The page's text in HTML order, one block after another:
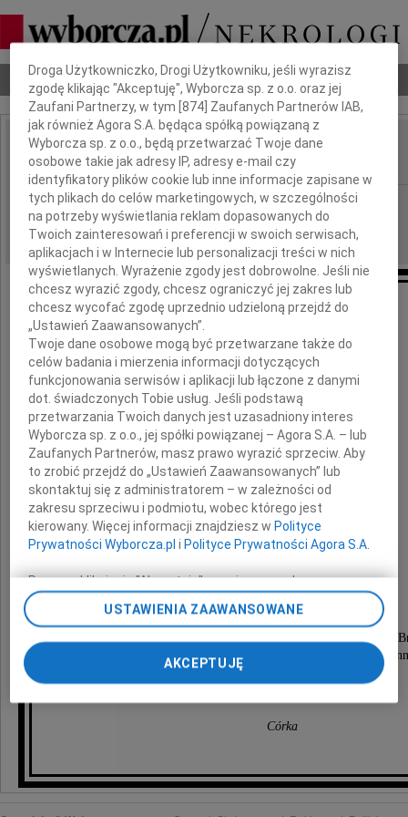
Nekrologi Odeszli Poradnik pogrzebowy
IMIĘ I NAZWISKO: Lech Sedlaczek
REGION: Warszawa
DATA EMISJI: 22.12.2023
15 grudnia w wieku 100 lat zmarł
mój najukochańszy Tata
Lech Sedlaczek
harcerz, żołnierz AK pseudonim "Hak",
powstaniec warszawski,
ciekawy świata, życzliwy innym,
dobry człowiek.
Nabożeństwo żałobne zostanie odprawione
w kościele św. Wincentego a Paulo (drewnianym) na
po czym odprowadzimy Zmarłego do grobu
na miejscowym cmentarzu.
Córka
Dbamy o Twoją prywatność
Droga Użytkowniczko, Drogi Użytkowniku, jeśli wyrazisz
zgodę klikając "Akceptuję", Wyborcza sp. z o.o. oraz jej
Zaufani Partnerzy, w tym [874 ] Zaufanych Partnerów IAB,
jak również Agora S.A. będąca spółką powiązaną z
Wyborcza sp. z o.o., będą przetwarzać Twoje dane
osobowe takie jak adresy IP, adresy e-mail czy
identyfikatory plików cookie lub inne informacje zapisane w
tych plikach do celów marketingowych, w szczególności
na potrzeby wyświetlania reklam dopasowanych do
Twoich zainteresowań i preferencji w swoich serwisach,
aplikacjach i w Internecie lub personalizacji treści w nich
wyświetlanych. Wyrażenie zgody jest dobrowolne. Jeśli nie
chcesz wyrazić zgody, chcesz ograniczyć jej zakres lub
chcesz wycofać zgodę uprzednio udzieloną przejdź do
„Ustawień Zaawansowanych”.
Twoje dane osobowe mogą być przetwarzane także do
celów badania i mierzenia informacji dotyczących
funkcjonowania serwisów i aplikacji lub łączone z danymi
dot. świadczonych Tobie usług. Jeśli podstawą
przetwarzania Twoich danych jest uzasadniony interes
Wyborcza sp. z o.o., jej spółki powiązanej – Agora S.A. – lub
Zaufanych Partnerów, masz prawo wyrazić sprzeciw. Aby
to zrobić przejdź do „Ustawień Zaawansowanych” lub
skontaktuj się z administratorem – w zależności od
zakresu sprzeciwu i podmiotu, wobec którego jest
kierowany. Więcej informacji znajdziesz w Polityce
Prywatności Wyborcza.pl i Polityce Prywatności Agora S.A.
Poprzez kliknięcie "Akceptuję" wyrażasz zgodę na
zainstalowanie i przechowywanie plików typu cookie
Wyborczej sp. z o. o. jej Zaufanych Partnerów i Agora S.A.
chwili zmienić swoje preferencje dot. plików cookie,
ponownie wywołując narzędzie do zarządzania Twoimi
odnośnik „Ustawienia prywatności” w stopce serwisu i
przechodząc do sekcji „Ustawienia zaawansowane”.
USTAWIENIA ZAAWANSOWANE
AKCEPTUJĘ